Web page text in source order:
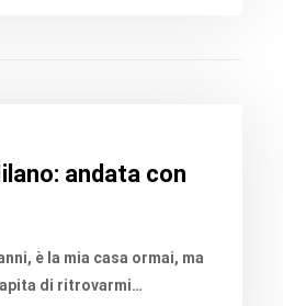
andata con
è la mia casa ormai, ma
di ritrovarmi…